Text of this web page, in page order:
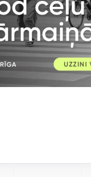
Mērķis un
datumi
tirdzniecības
organizēšanai